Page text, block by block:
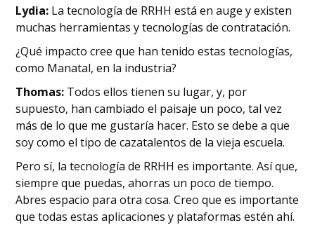
Lydia: La tecnología de RRHH está en auge y existen
muchas herramientas y tecnologías de contratación.
¿Qué impacto cree que han tenido estas tecnologías,
como Manatal, en la industria?
Thomas: Todos ellos tienen su lugar, y, por
supuesto, han cambiado el paisaje un poco, tal vez
más de lo que me gustaría hacer. Esto se debe a que
soy como el tipo de cazatalentos de la vieja escuela.
Pero sí, la tecnología de RRHH es importante. Así que,
siempre que puedas, ahorras un poco de tiempo.
Abres espacio para otra cosa. Creo que es importante
que todas estas aplicaciones y plataformas estén ahí.